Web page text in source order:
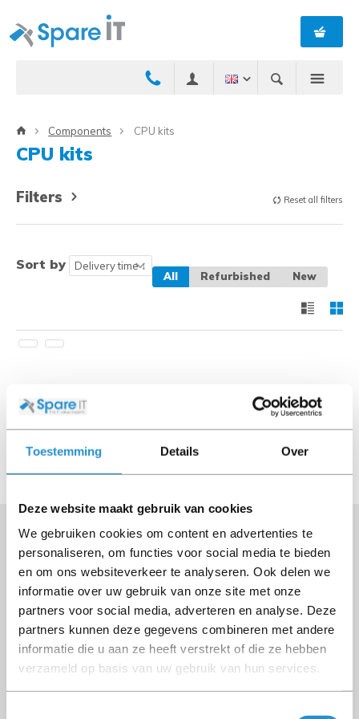
Toestemming Details Over
Deze website maakt gebruik van cookies
We gebruiken cookies om content en advertenties te
personaliseren, om functies voor social media te bieden
en om ons websiteverkeer te analyseren. Ook delen we
informatie over uw gebruik van onze site met onze
partners voor social media, adverteren en analyse. Deze
partners kunnen deze gegevens combineren met andere
informatie die u aan ze heeft verstrekt of die ze hebben
verzameld op basis van uw gebruik van hun services.
Components CPU kits
CPU kits
Filters Reset all filters
Sort by
All Refurbished New
CPU kits
Kempenbaan 34
5121 DM Rijen
The Netherlands
P.+31 (0)161 22 61 41
E.info@spareit.nl